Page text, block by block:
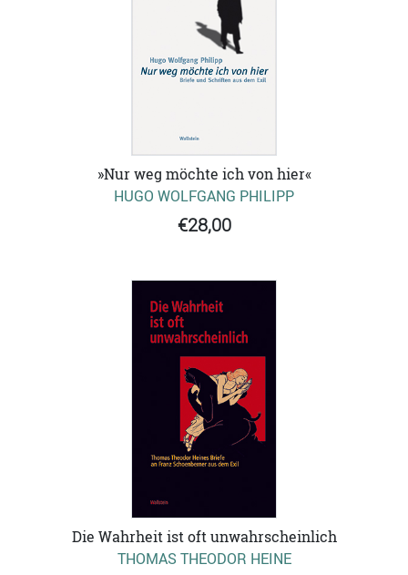
»Nur weg möchte ich von hier«
HUGO WOLFGANG PHILIPP
€28,00
Die Wahrheit ist oft unwahrscheinlich
THOMAS THEODOR HEINE